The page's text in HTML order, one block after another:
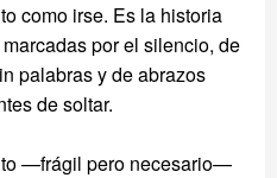
como irse. Es la historia
por el silencio, de
palabras y de abrazos
de soltar.
—frágil pero necesario—